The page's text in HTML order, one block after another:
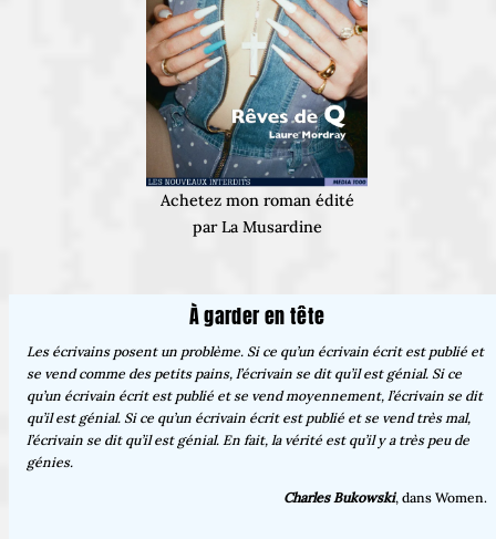
Achetez mon roman édité
par La Musardine
À garder en tête
Les écrivains posent un problème. Si ce qu’un écrivain écrit est publié et
se vend comme des petits pains, l’écrivain se dit qu’il est génial. Si ce
qu’un écrivain écrit est publié et se vend moyennement, l’écrivain se dit
qu’il est génial. Si ce qu’un écrivain écrit est publié et se vend très mal,
l’écrivain se dit qu’il est génial. En fait, la vérité est qu’il y a très peu de
génies.
Charles Bukowski, dans Women.